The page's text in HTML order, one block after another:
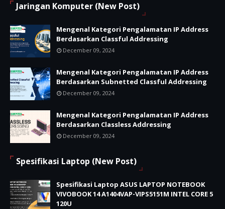
Jaringan Komputer (New Post)
Mengenal Kategori Pengalamatan IP Address
Berdasarkan Classful Addressing
December 09, 2024
Mengenal Kategori Pengalamatan IP Address
Berdasarkan Subnetted Classful Addressing
December 09, 2024
Mengenal Kategori Pengalamatan IP Address
Berdasarkan Classless Addressing
December 09, 2024
Spesifikasi Laptop (New Post)
Spesifikasi Laptop ASUS LAPTOP NOTEBOOK
VIVOBOOK 14 A1404VAP-VIPS5151M INTEL CORE 5
120U